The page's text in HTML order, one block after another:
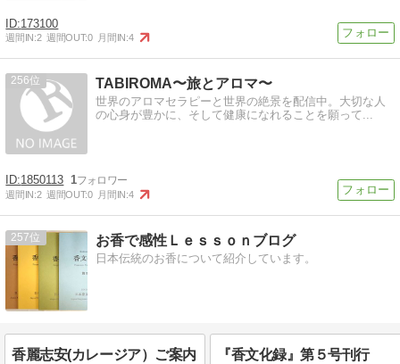
173100
週間IN:2 週間OUT:0 月間IN:4
256 TABIROMA〜旅とアロマ〜
世界のアロマセラピーと世界の絶景を配信中。大切な人
の心身が豊かに、そして健康になれることを願って...
1850113 1
週間IN:2 週間OUT:0 月間IN:4
257 お香で感性Ｌｅｓｓｏｎブログ
日本伝統のお香について紹介しています。
香麗志安(カレージア）ご案内 『香文化録』第５号刊行